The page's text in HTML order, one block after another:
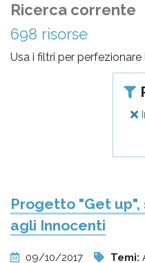
Ricerca corrente
698 risorse
Usa i filtri per perfezionare
Progetto "Get up",
agli Innocenti
09/10/2017 Temi: